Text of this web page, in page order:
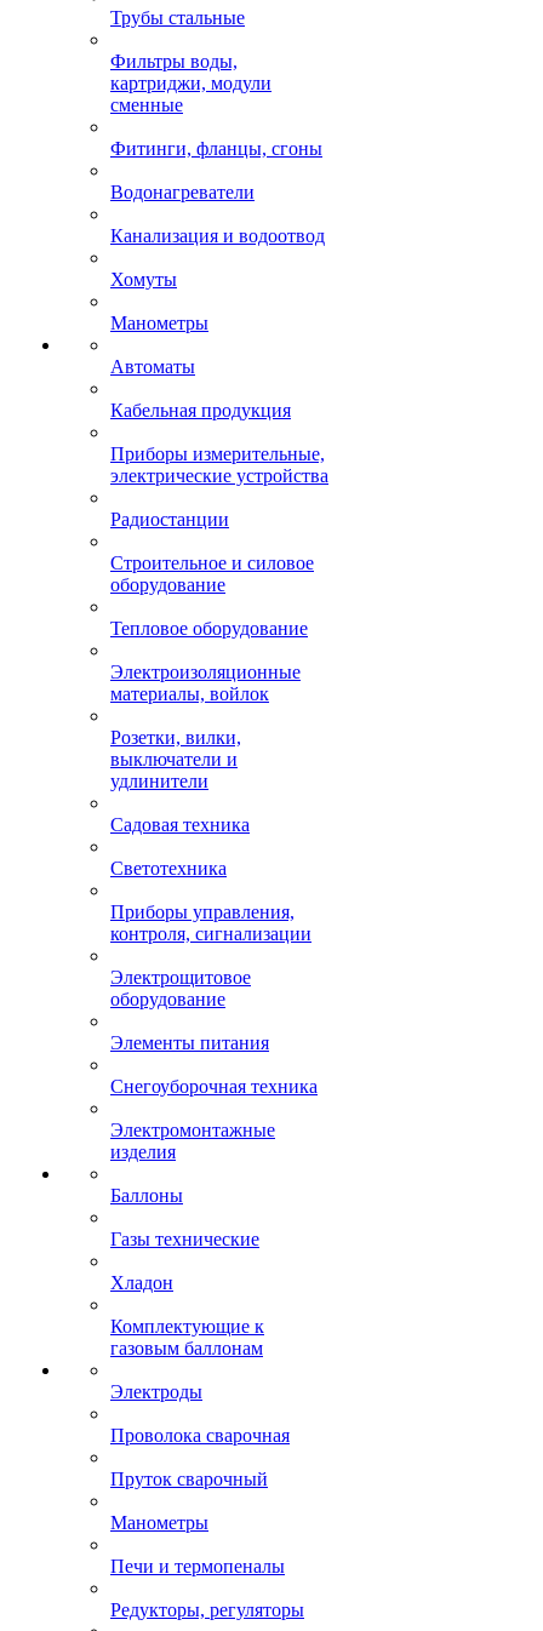
Трубы стальные
Фильтры воды,
картриджи, модули
сменные
Фитинги, фланцы, сгоны
Водонагреватели
Канализация и водоотвод
Хомуты
Манометры
Автоматы
Кабельная продукция
Приборы измерительные,
электрические устройства
Радиостанции
Строительное и силовое
оборудование
Тепловое оборудование
Электроизоляционные
материалы, войлок
Розетки, вилки,
выключатели и
удлинители
Садовая техника
Светотехника
Приборы управления,
контроля, сигнализации
Электрощитовое
оборудование
Элементы питания
Снегоуборочная техника
Электромонтажные
изделия
Баллоны
Газы технические
Хладон
Комплектующие к
газовым баллонам
Электроды
Проволока сварочная
Пруток сварочный
Манометры
Печи и термопеналы
Редукторы, регуляторы